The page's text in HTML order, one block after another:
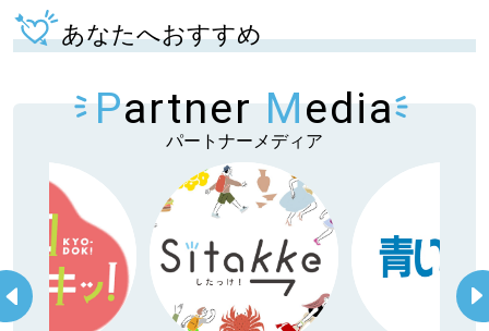
あなたへおすすめ
Partner Media
パートナーメディア